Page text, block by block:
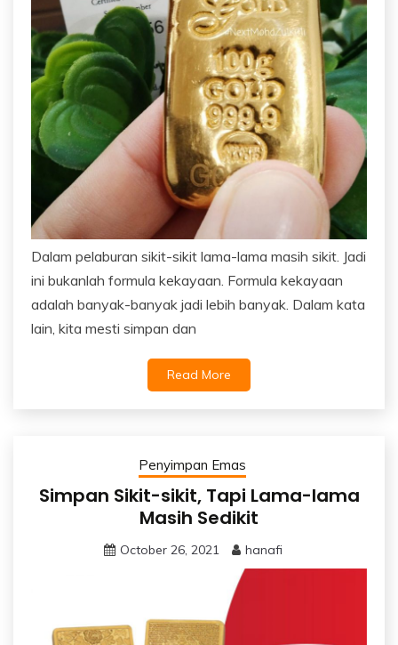
Dalam pelaburan sikit-sikit lama-lama masih sikit. Jadi
ini bukanlah formula kekayaan. Formula kekayaan
adalah banyak-banyak jadi lebih banyak. Dalam kata
lain, kita mesti simpan dan
Read More
Penyimpan Emas
Simpan Sikit-sikit, Tapi Lama-lama
Masih Sedikit
October 26, 2021 hanafi